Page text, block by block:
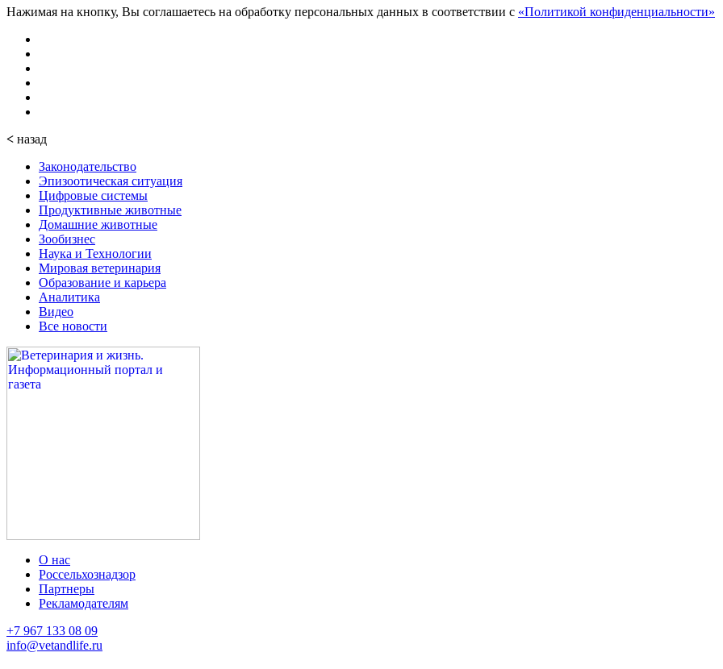
Нажимая на кнопку, Вы соглашаетесь на обработку персональных данных в соответствии с «Политикой конфиденциальности»
< назад
Законодательство
Эпизоотическая ситуация
Цифровые системы
Продуктивные животные
Домашние животные
Зообизнес
Наука и Технологии
Мировая ветеринария
Образование и карьера
Аналитика
Видео
Все новости
О нас
Россельхознадзор
Партнеры
Рекламодателям
+7 967 133 08 09
info@vetandlife.ru